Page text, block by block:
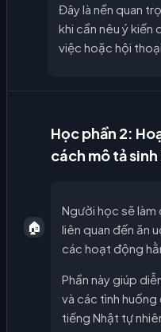
Đây là nền quan
khi cần nêu ý kiến
việc hoặc hội
🏠
Học phần 2:
cách mô tả
Người học sẽ làm
liên quan đến ăn
các hoạt động
Phần này giúp
và các tình
tiếng Nhật tự